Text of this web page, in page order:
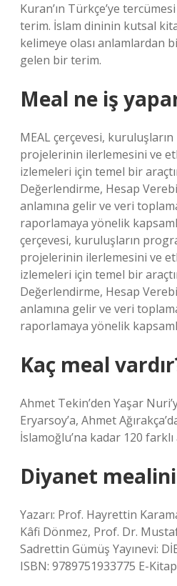
Kuran’ın Türkçe’ye
terim. İslam dininin kutsal
kelimeye olası anlamlardan
gelen bir terim.
Meal ne iş
MEAL çerçevesi,
projelerinin ilerlemesini ve
izlemeleri için temel bir
Değerlendirme, Hesap
anlamına gelir ve veri
raporlamaya yönelik
çerçevesi, kuruluşların
projelerinin ilerlemesini ve
izlemeleri için temel bir
Değerlendirme, Hesap
anlamına gelir ve veri
raporlamaya yönelik
Kaç meal
Ahmet Tekin’den Yaşar
Eryarsoy’a, Ahmet
İslamoğlu’na kadar 120 farklı
Diyanet
Yazarı: Prof. Hayrettin
Kâfi Dönmez, Prof. Dr.
Sadrettin Gümüş Yayınevi:
ISBN: 9789751933775 E-